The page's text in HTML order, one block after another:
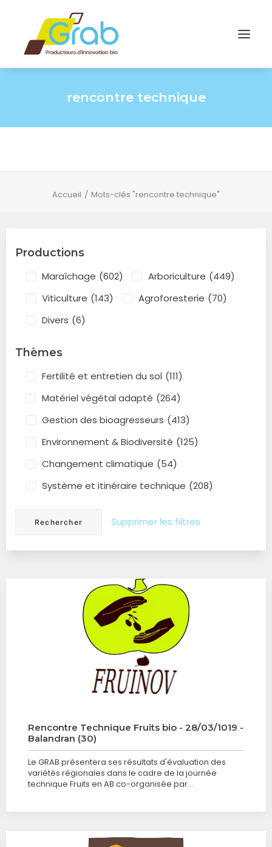
rencontre technique
Accueil Mots-clés "rencontre technique"
Productions
Maraîchage (602) Arboriculture (449)
Viticulture (143) Agroforesterie (70)
Divers (6)
Thèmes
Fertilité et entretien du sol (111)
Matériel végétal adapté (264)
Gestion des bioagresseurs (413)
Environnement & Biodiversité (125)
Changement climatique (54)
Système et itinéraire technique (208)
Supprimer les filtres
Rencontre Technique Fruits bio - 28/03/1019 -
Balandran (30)
Le GRAB présentera ses résultats d'évaluation des
variétés régionales dans le cadre de la journée
technique Fruits en AB co-organisée par…